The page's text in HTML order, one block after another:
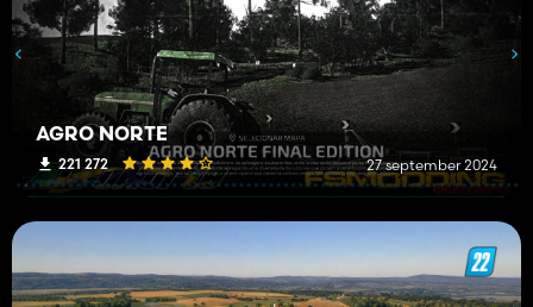
AGRO NORTE
221 272 27 september 2024